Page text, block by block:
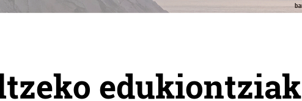
edukiontziak